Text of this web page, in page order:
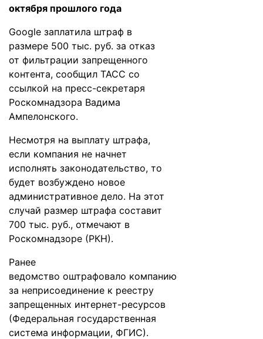
октября прошлого года
Google заплатила штраф в
размере 500 тыс. руб. за отказ
от фильтрации запрещенного
контента, сообщил ТАСС со
ссылкой на пресс-секретаря
Роскомнадзора Вадима
Ампелонского.
Несмотря на выплату штрафа,
если компания не начнет
исполнять законодательство, то
будет возбуждено новое
административное дело. На этот
случай размер штрафа составит
700 тыс. руб., отмечают в
Роскомнадзоре (РКН).
Ранее
ведомство оштрафовало компанию
за неприсоединение к реестру
запрещенных интернет-ресурсов
(Федеральная государственная
система информации, ФГИС).